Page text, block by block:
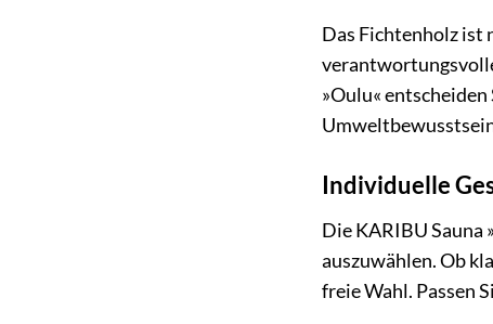
Das Fichtenholz ist
»Oulu«
Individuelle
Die KARIBU Sauna
auszuwählen. Ob
freie Wahl. Passen